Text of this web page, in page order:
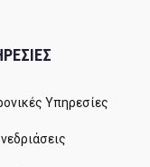
Υπηρεσίες